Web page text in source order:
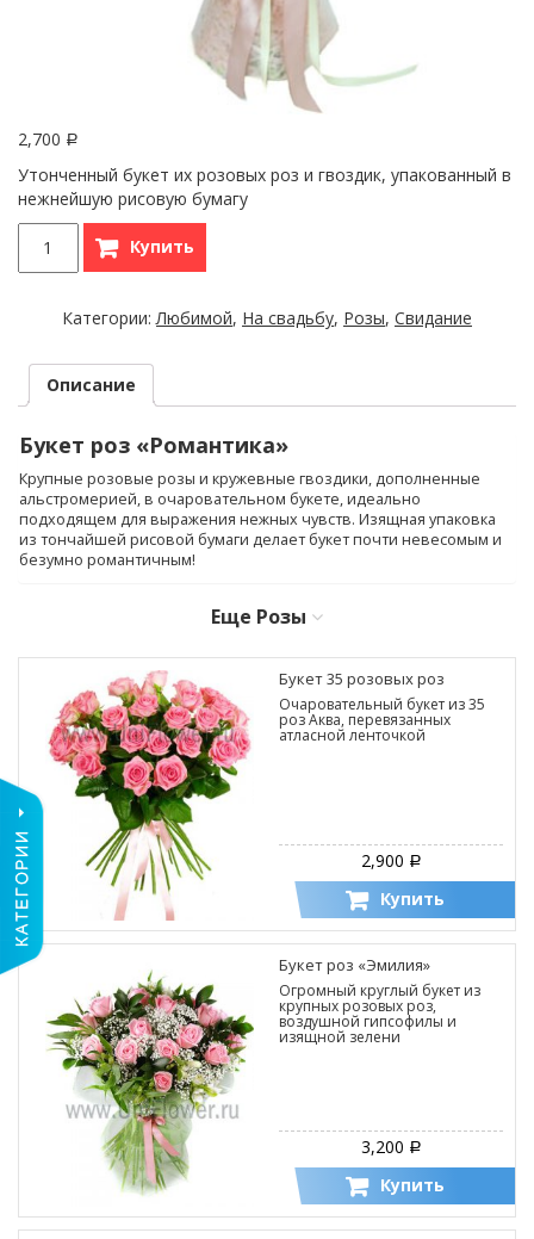
2,700 Р
Утонченный букет их розовых роз и гвоздик, упакованный в
нежнейшую рисовую бумагу
Купить
Категории: Любимой, На свадьбу, Розы, Свидание
Описание
Букет роз «Романтика»
Крупные розовые розы и кружевные гвоздики, дополненные
альстромерией, в очаровательном букете, идеально
подходящем для выражения нежных чувств. Изящная упаковка
из тончайшей рисовой бумаги делает букет почти невесомым и
безумно романтичным!
Еще Розы
Букет 35 розовых роз
Очаровательный букет из 35
роз Аква, перевязанных
атласной ленточкой
2,900 Р
Купить
Букет роз «Эмилия»
Огромный круглый букет из
крупных розовых роз,
воздушной гипсофилы и
изящной зелени
3,200 Р
Купить